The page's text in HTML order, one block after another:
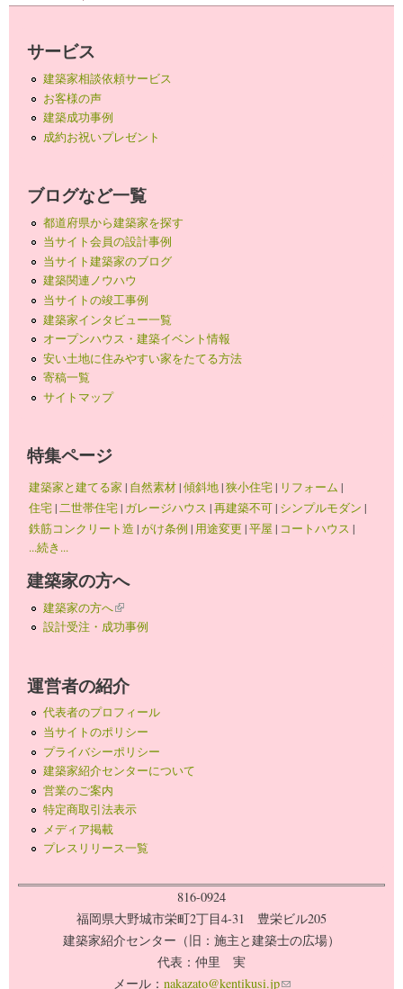
サービス
建築家相談依頼サービス
お客様の声
建築成功事例
成約お祝いプレゼント
ブログなど一覧
都道府県から建築家を探す
当サイト会員の設計事例
当サイト建築家のブログ
建築関連ノウハウ
当サイトの竣工事例
建築家インタビュー一覧
オープンハウス・建築イベント情報
安い土地に住みやすい家をたてる方法
寄稿一覧
サイトマップ
特集ページ
建築家と建てる家 | 自然素材|傾斜地|狭小住宅| リフォーム |
住宅|二世帯住宅| ガレージハウス |再建築不可| シンプルモダン |
鉄筋コンクリート造 |がけ条例 | 用途変更 |平屋 | コートハウス |
...続き...
建築家の方へ
建築家の方へ(link is external)
設計受注・成功事例
運営者の紹介
代表者のプロフィール
当サイトのポリシー
プライバシーポリシー
建築家紹介センターについて
営業のご案内
特定商取引法表示
メディア掲載
プレスリリース一覧
816-0924
福岡県大野城市栄町2丁目4-31 豊栄ビル205
建築家紹介センター（旧：施主と建築士の広場）
代表：仲里 実
メール： nakazato@kentikusi.jp(link sends e-mail)